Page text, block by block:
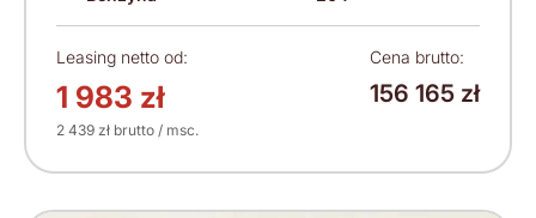
Leasing netto od:
1 983 zł
2 439 zł brutto / msc.
Cena brutto:
156 165 zł